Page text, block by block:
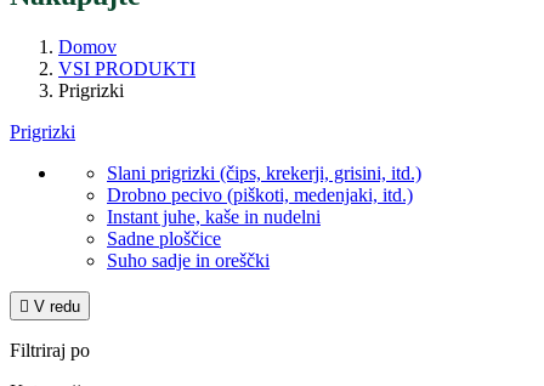
Domov
VSI PRODUKTI
Prigrizki
Prigrizki
Slani prigrizki (čips, krekerji, grisini, itd.)
Drobno pecivo (piškoti, medenjaki, itd.)
Instant juhe, kaše in nudelni
Sadne ploščice
Suho sadje in oreščki
 V redu
Filtriraj po